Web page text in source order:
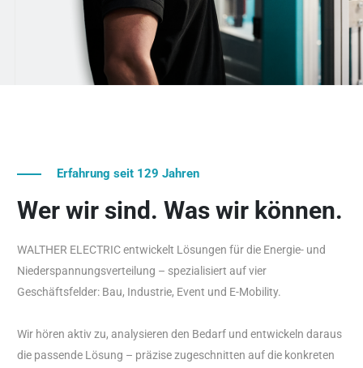
Erfahrung seit 129 Jahren
Wer wir sind. Was wir können.
WALTHER ELECTRIC entwickelt Lösungen für die Energie- und
Niederspannungsverteilung – spezialisiert auf vier
Geschäftsfelder: Bau, Industrie, Event und E-Mobility.
Wir hören aktiv zu, analysieren den Bedarf und entwickeln daraus
die passende Lösung – präzise zugeschnitten auf die konkreten